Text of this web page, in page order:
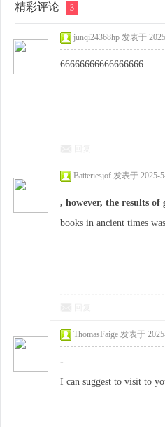
精彩评论 3
junqi24368hp 发表于
66666666666666666
Batteriesjof 发表于 2025-
, however, the results of
books in ancient times
ThomasFaige 发表于
-
I can suggest to visit to